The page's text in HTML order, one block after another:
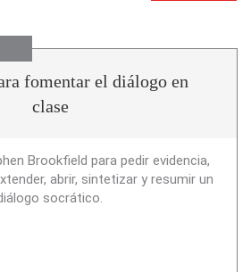
fomentar el diálogo en
clase
Brookfield para pedir evidencia,
abrir, sintetizar y resumir un
socrático.